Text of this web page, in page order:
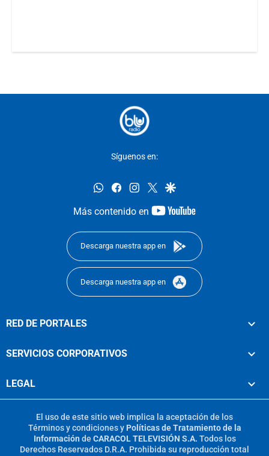
Síguenos en:
whatsappfacebookinstagram
twittergoogle
Más contenido en
youtube-
Descarga nuestra app en
Descarga nuestra app en
RED DE PORTALES
SERVICIOS CORPORATIVOS
LEGAL
El uso de este sitio web implica la aceptación de los
Términos y condicionesy Políticas de Tratamiento de la
Información de CARACOL TELEVISIÓN S.A. Todos los
Derechos Reservados D.R.A. Prohibida su reproducción total